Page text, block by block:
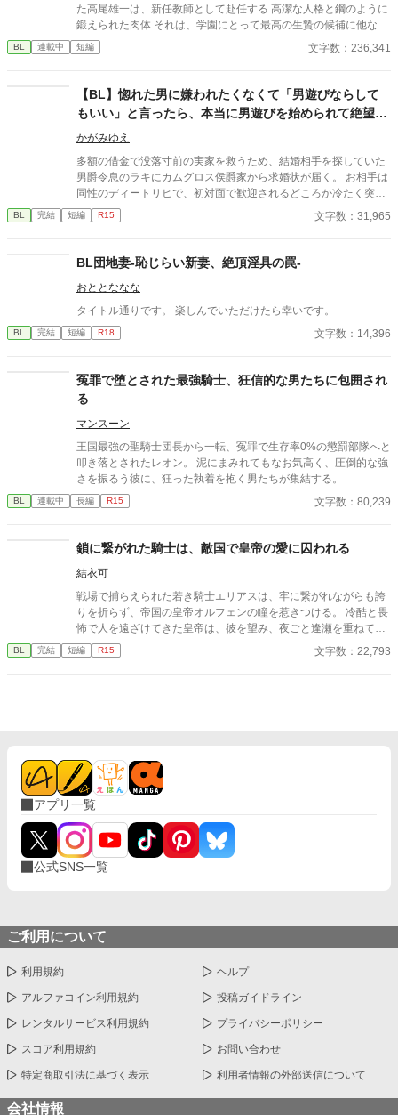
た高尾雄一は、新任教師として赴任する 高潔な人格と鋼のように
鍛えられた肉体 それは、学園にとって最高の生贄の候補に他なら
なかった 至高の筋肉を持つ、精神を削られ意志をなくした青年を
太古の神に捧げるため、“水”、“風”、“土”の信奉者達が暗躍する 意
校で繰り広げられるダークファンタジー
BL 連載中 短編 文字数：236,341
【BL】惚れた男に嫌われたくなくて「男遊びならして
もいい」と言ったら、本当に男遊びを始められて絶望し
ている侯爵令息の話
かがみゆえ
多額の借金で没落寸前の実家を救うため、結婚相手を探していた
男爵令息のラキにカムグロス侯爵家から求婚状が届く。 お相手は
同性のディートリヒで、初対面で歓迎されるどころか冷たく突き
放されてしまう。 『必要最低限関わるな』 『愛人を作るな』
『男遊びならしてもいい』 ディートリヒから実家の借金を完済す
め上手なラキの周りには可愛い令息が集まり、推し活状態に。 一
方、ディートリヒだけが嫉妬で胃を痛める日々。 ラキへの恋心を
BL 完結 短編 R15 文字数：31,965
BL団地妻-恥じらい新妻、絶頂淫具の罠-
おととななな
タイトル通りです。 楽しんでいただけたら幸いです。
BL 完結 短編 R18 文字数：14,396
冤罪で堕とされた最強騎士、狂信的な男たちに包囲され
る
マンスーン
​王国最強の聖騎士団長から一転、冤罪で生存率0%の懲罰部隊へと
叩き落とされたレオン。 泥にまみれてもなお気高く、圧倒的な強
さを振るう彼に、狂った執着を抱く男たちが集結する。
BL 連載中 長編 R15 文字数：80,239
鎖に繋がれた騎士は、敵国で皇帝の愛に囚われる
結衣可
戦場で捕らえられた若き騎士エリアスは、牢に繋がれながらも誇
りを折らず、帝国の皇帝オルフェンの瞳を惹きつける。 冷酷と畏
怖で人を遠ざけてきた皇帝は、彼を望み、夜ごと逢瀬を重ねてい
く。 憎しみと抗いのはずが、いつしか芽生える心の揺らぎ。 誇り
高き騎士が囚われたのは、冷徹な皇帝の愛。 鎖に繋がれた誇り
BL 完結 短編 R15 文字数：22,793
アプリ一覧
公式SNS一覧
ご利用について
利用規約 ヘルプ
アルファコイン利用規約 投稿ガイドライン
レンタルサービス利用規約 プライバシーポリシー
スコア利用規約 お問い合わせ
特定商取引法に基づく表示 利用者情報の外部送信について
会社情報